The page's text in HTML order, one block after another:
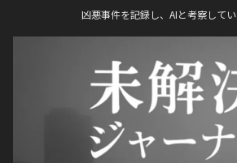
凶悪事件を記録し、AIと考察して